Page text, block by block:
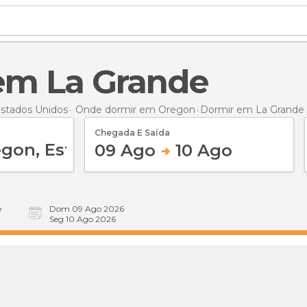
La Grande
Unidos Onde dormir em Oregon Dormir em La Grande
Chegada E Saída
09 Ago 10 Ago
Dom 09 Ago 2026
Seg 10 Ago 2026